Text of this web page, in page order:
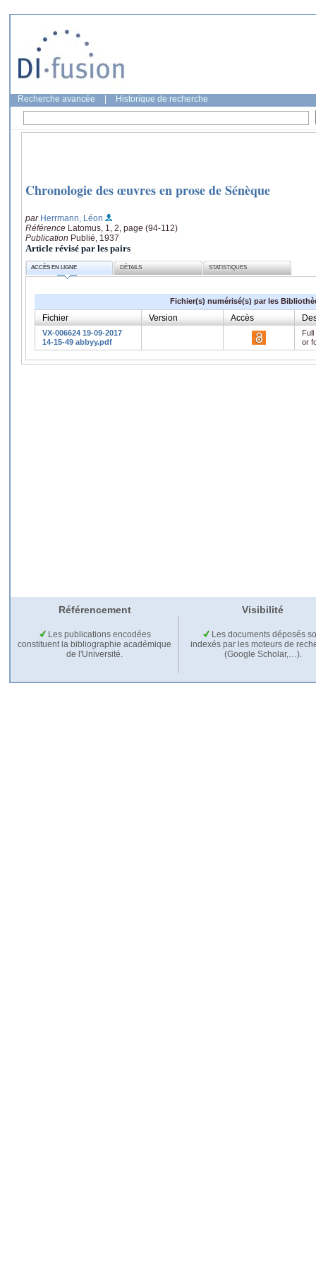
Recherche avancée Historique de recherche
Chronologie des œuvres en prose de Sénèque
par Herrmann, Léon
Référence Latomus, 1, 2, page (94-112)
Publication Publié, 1937
Article révisé par les pairs
ACCÈS EN LIGNE DÉTAILS STATISTIQUES
Fichier(s) numérisé(s) par les
Fichier Version Accès
VX-006624 19-09-2017
14-15-49 abbyy.pdf
or
Référencement Visibilité
Les publications encodées
constituent la bibliographie académique
de l'Université.
Les documents déposés
indexés par les moteurs de
(Google Scholar,…).